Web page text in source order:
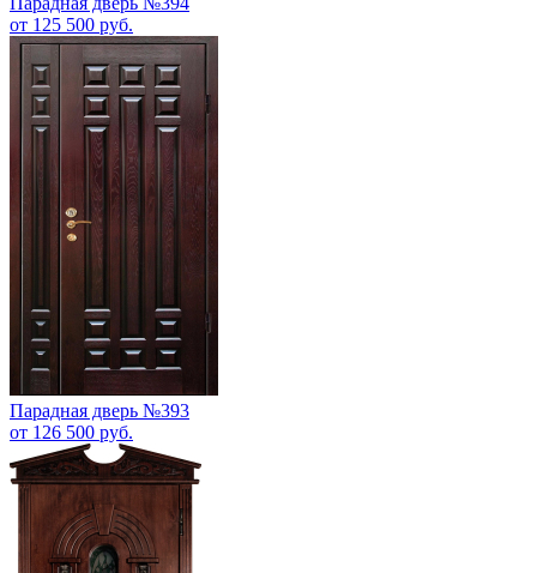
от 125 500 руб.
Парадная дверь №393
от 126 500 руб.